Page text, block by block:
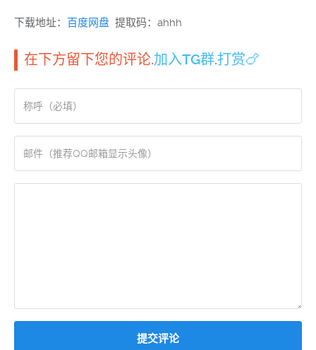
下载地址： 百度网盘 提取码：ahhh
在下方留下您的评论.加入TG群.打赏🍗
提交评论